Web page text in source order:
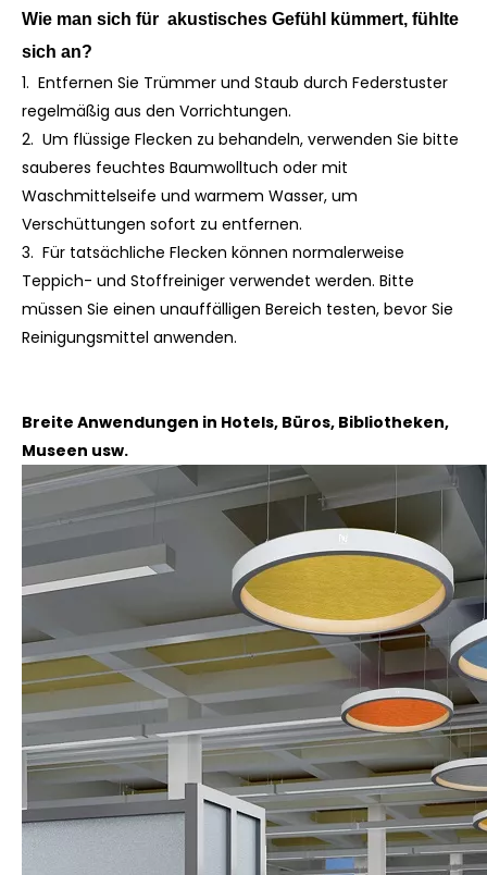
Wie man sich für akustisches Gefühl kümmert, fühlte
sich an?
1. Entfernen Sie Trümmer und Staub durch Federstuster
regelmäßig aus den Vorrichtungen.
2. Um flüssige Flecken zu behandeln, verwenden Sie bitte
sauberes feuchtes Baumwolltuch oder mit
Waschmittelseife und warmem Wasser, um
Verschüttungen sofort zu entfernen.
3. Für tatsächliche Flecken können normalerweise
Teppich- und Stoffreiniger verwendet werden. Bitte
müssen Sie einen unauffälligen Bereich testen, bevor Sie
Reinigungsmittel anwenden.
Breite Anwendungen in Hotels, Büros, Bibliotheken,
Museen usw.